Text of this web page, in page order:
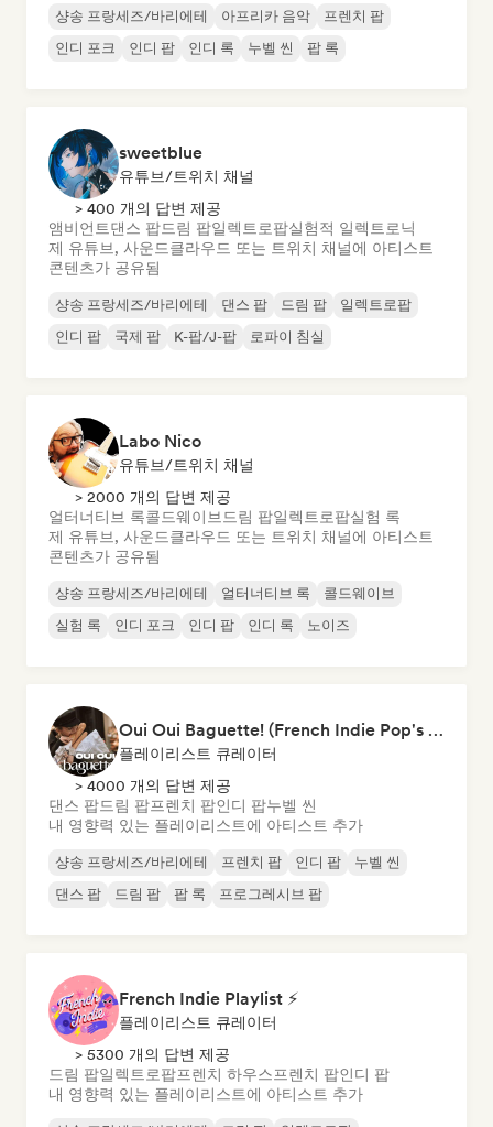
샹송 프랑세즈/바리에테 아프리카 음악
프렌치 팝
인디 포크
인디 팝 인디 록 누벨 씬 팝 록
sweetblue
유튜브/트위치 채널
> 400 개의 답변 제공
앰비언트댄스 팝드림 팝일렉트로팝실험적 일렉트로닉
제 유튜브, 사운드클라우드 또는 트위치 채널에 아티스트
콘텐츠가 공유됨
샹송 프랑세즈/바리에테 댄스 팝 드림 팝
일렉트로팝
인디 팝
국제 팝 K-팝/J-팝 로파이 침실
Labo Nico
유튜브/트위치 채널
> 2000 개의 답변 제공
얼터너티브 록콜드웨이브 드림 팝일렉트로팝실험 록
제 유튜브, 사운드클라우드 또는 트위치 채널에 아티스트
콘텐츠가 공유됨
샹송 프랑세즈/바리에테 얼터너티브 록
콜드웨이브
실험 록
인디 포크 인디 팝 인디 록 노이즈
Oui Oui Baguette! (French Indie Pop's Finest)
플레이리스트 큐레이터
> 4000 개의 답변 제공
댄스 팝드림 팝프렌치 팝인디 팝누벨 씬
내 영향력 있는 플레이리스트에 아티스트 추가
샹송 프랑세즈/바리에테 프렌치 팝 인디 팝
누벨 씬
댄스 팝
드림 팝 팝 록 프로그레시브 팝
French Indie Playlist ⚡
플레이리스트 큐레이터
> 5300 개의 답변 제공
드림 팝일렉트로팝프렌치 하우스프렌치 팝인디 팝
내 영향력 있는 플레이리스트에 아티스트 추가